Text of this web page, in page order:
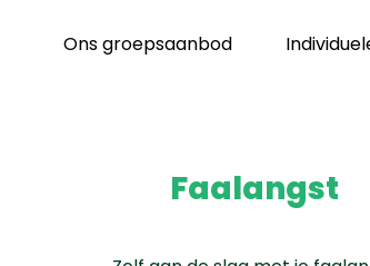
Faalangst
Ons groepsaanbod